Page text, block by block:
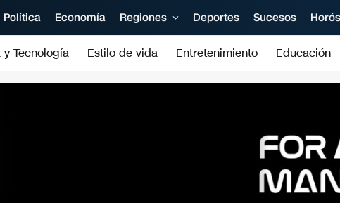
Política Economía Regiones Deportes Sucesos
y Tecnología Estilo de vida Entretenimiento Educación